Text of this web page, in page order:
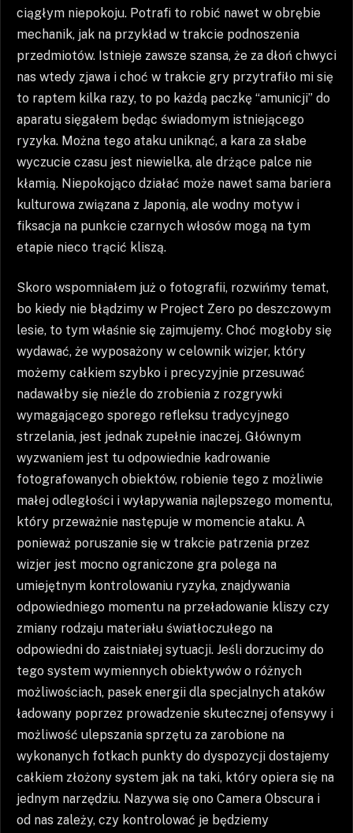
ciągłym niepokoju. Potrafi to robić nawet w obrębie
mechanik, jak na przykład w trakcie podnoszenia
przedmiotów. Istnieje zawsze szansa, że za dłoń chwyci
nas wtedy zjawa i choć w trakcie gry przytrafiło mi się
to raptem kilka razy, to po każdą paczkę “amunicji” do
aparatu sięgałem będąc świadomym istniejącego
ryzyka. Można tego ataku uniknąć, a kara za słabe
wyczucie czasu jest niewielka, ale drżące palce nie
kłamią. Niepokojąco działać może nawet sama bariera
kulturowa związana z Japonią, ale wodny motyw i
fiksacja na punkcie czarnych włosów mogą na tym
etapie nieco trącić kliszą.
Skoro wspomniałem już o fotografii, rozwińmy temat,
bo kiedy nie błądzimy w Project Zero po deszczowym
lesie, to tym właśnie się zajmujemy. Choć mogłoby się
wydawać, że wyposażony w celownik wizjer, który
możemy całkiem szybko i precyzyjnie przesuwać
nadawałby się nieźle do zrobienia z rozgrywki
wymagającego sporego refleksu tradycyjnego
strzelania, jest jednak zupełnie inaczej. Głównym
wyzwaniem jest tu odpowiednie kadrowanie
fotografowanych obiektów, robienie tego z możliwie
małej odległości i wyłapywania najlepszego momentu,
który przeważnie następuje w momencie ataku. A
ponieważ poruszanie się w trakcie patrzenia przez
wizjer jest mocno ograniczone gra polega na
umiejętnym kontrolowaniu ryzyka, znajdywania
odpowiedniego momentu na przeładowanie kliszy czy
zmiany rodzaju materiału światłoczułego na
odpowiedni do zaistniałej sytuacji. Jeśli dorzucimy do
tego system wymiennych obiektywów o różnych
możliwościach, pasek energii dla specjalnych ataków
ładowany poprzez prowadzenie skutecznej ofensywy i
możliwość ulepszania sprzętu za zarobione na
wykonanych fotkach punkty do dyspozycji dostajemy
całkiem złożony system jak na taki, który opiera się na
jednym narzędziu. Nazywa się ono Camera Obscura i
od nas zależy, czy kontrolować je będziemy